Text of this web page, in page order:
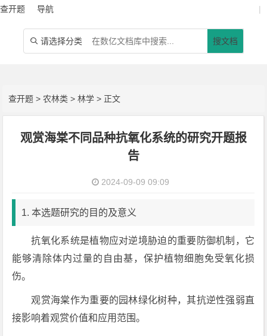
查开题 导航 |
 请选择分类 搜文档
查开题 >农林类 >林学 > 正文
观赏海棠不同品种抗氧化系统的研究开题报
告
2024-09-09 09:09
1. 本选题研究的目的及意义
抗氧化系统是植物应对逆境胁迫的重要防御机制，它
能够清除体内过量的自由基，保护植物细胞免受氧化损
伤。
观赏海棠作为重要的园林绿化树种，其抗逆性强弱直
接影响着观赏价值和应用范围。